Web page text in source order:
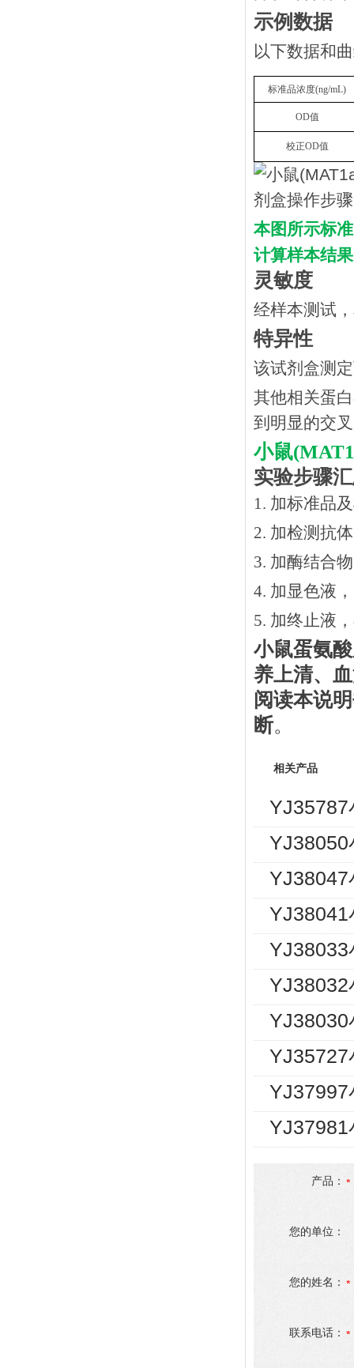
示例数据
以下数据和
标准品浓度(ng/mL)
OD值
校正OD值
本图所示标
计算样本结果
灵敏度
经样本测试
特异性
该试剂盒测
其他相关蛋
到明显的交
小鼠
实验步骤
1. 加标准品
2. 加检测抗
3. 加酶结合
4. 加显色液
5. 加终止液
小鼠蛋氨
养上清、
阅读本说
断。
相关产品
YJ35787
YJ38050
YJ38047
YJ38041
YJ38033
YJ38032
YJ38030
YJ35727
YJ37997
YJ37981
产品：
您的单位：
您的姓名：
联系电话：